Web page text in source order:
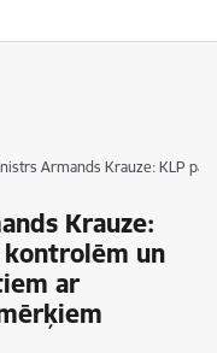
Armands Krauze: KLP
Krauze:
kontrolēm un
ar